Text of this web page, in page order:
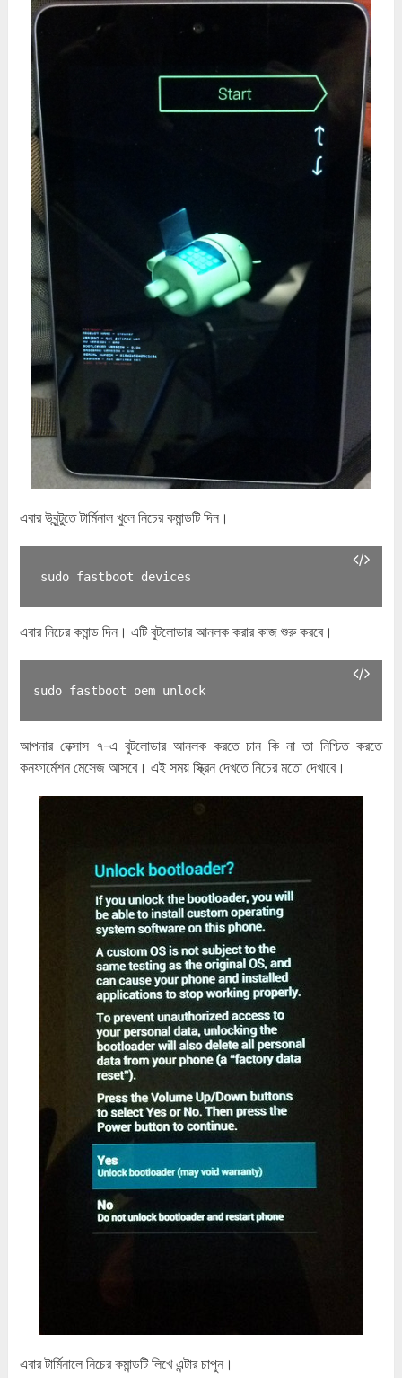
এবার উবুন্টুতে টার্মিনাল খুলে নিচের কমান্ডটি দিন।
sudo fastboot devices
এবার নিচের কমান্ড দিন। এটি বুটলোডার আনলক করার কাজ শুরু করবে।
sudo fastboot oem unlock
আপনার নেক্সাস ৭-এ বুটলোডার আনলক করতে চান কি না তা নিশ্চিত করতে
কনফার্মেশন মেসেজ আসবে। এই সময় স্ক্রিন দেখতে নিচের মতো দেখাবে।
এবার টার্মিনালে নিচের কমান্ডটি লিখে এন্টার চাপুন।